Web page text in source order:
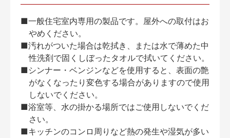
■一般住宅室内専用の製品です。屋外への取付はお
やめください。
■汚れがついた場合は乾拭き、または水で薄めた中
性洗剤で固くしぼったタオルで拭いてください。
■シンナー・ベンジンなどを使用すると、表面の艶
がなくなったり変色する場合がありますので使用
しないでください。
■浴室等、水の掛かる場所ではご使用しないでくだ
さい。
■キッチンのコンロ周りなど熱の発生や湿気が多い